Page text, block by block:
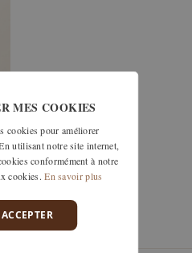
1 modèles sur 1
MES COOKIES
cookies pour améliorer
utilisant notre site internet,
conformément à notre
cookies. En savoir plus